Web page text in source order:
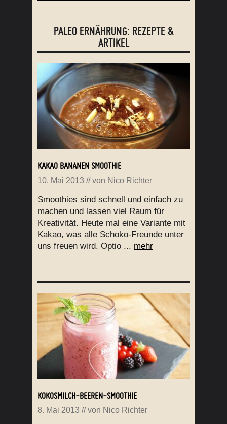
PALEO ERNÄHRUNG: REZEPTE &
ARTIKEL
KAKAO BANANEN SMOOTHIE
10. Mai 2013 // von Nico Richter
Smoothies sind schnell und einfach zu
machen und lassen viel Raum für
Kreativität. Heute mal eine Variante mit
Kakao, was alle Schoko-Freunde unter
uns freuen wird. Optio ... mehr
KOKOSMILCH-BEEREN-SMOOTHIE
8. Mai 2013 // von Nico Richter